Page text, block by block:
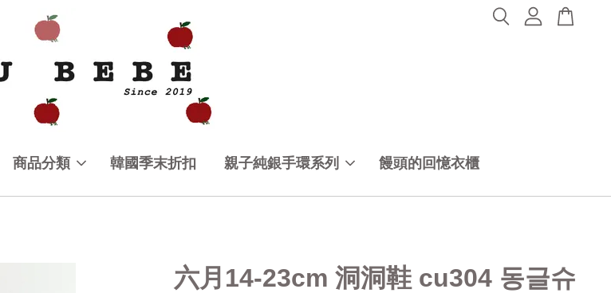
商品分類 韓國季末折扣 親子純銀手環系列 饅頭的回憶衣櫃
六月14-23cm 洞洞鞋 cu304 동글슈